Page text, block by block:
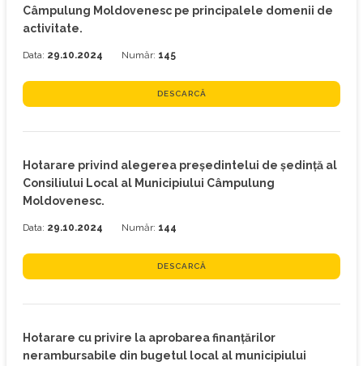
Câmpulung Moldovenesc pe principalele domenii de
activitate.
Data: 29.10.2024 Număr: 145
DESCARCĂ
Hotarare privind alegerea preşedintelui de şedință al
Consiliului Local al Municipiului Câmpulung
Moldovenesc.
Data: 29.10.2024 Număr: 144
DESCARCĂ
Hotarare cu privire la aprobarea finanţărilor
nerambursabile din bugetul local al municipiului